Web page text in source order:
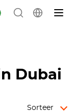
Dubai
Sorteer